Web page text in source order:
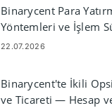
Binarycent Para
Yöntemleri ve İşlem
22.07.2026
Binarycent'te İkili
ve Ticareti — Hesap